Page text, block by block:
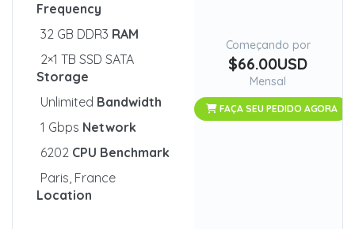
Frequency
32 GB DDR3 RAM
2×1 TB SSD SATA
Storage
Unlimited Bandwidth
1 Gbps Network
6202 CPU Benchmark
Paris, France
Location
Começando por
$66.00USD
Mensal
FAÇA SEU PEDIDO AGORA